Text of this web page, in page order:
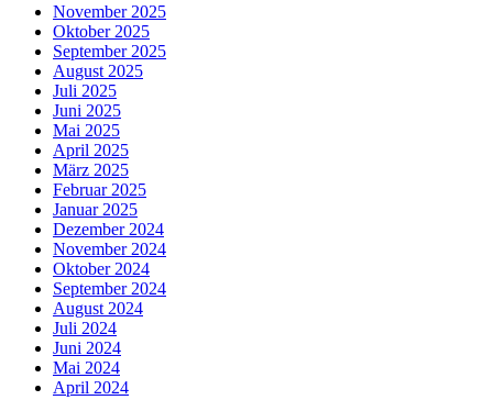
November 2025
Oktober 2025
September 2025
August 2025
Juli 2025
Juni 2025
Mai 2025
April 2025
März 2025
Februar 2025
Januar 2025
Dezember 2024
November 2024
Oktober 2024
September 2024
August 2024
Juli 2024
Juni 2024
Mai 2024
April 2024